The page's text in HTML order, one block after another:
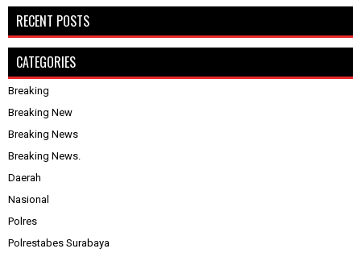
RECENT POSTS
CATEGORIES
Breaking
Breaking New
Breaking News
Breaking News.
Daerah
Nasional
Polres
Polrestabes Surabaya